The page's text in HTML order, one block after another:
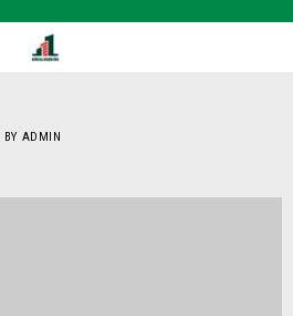
BY ADMIN